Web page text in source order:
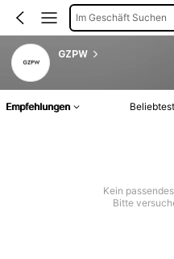
Im Geschäft Suchen
GZPW
Empfehlungen Beliebtest
Kein
Bitte